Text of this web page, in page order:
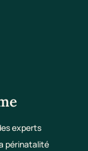
experts
périnatalité